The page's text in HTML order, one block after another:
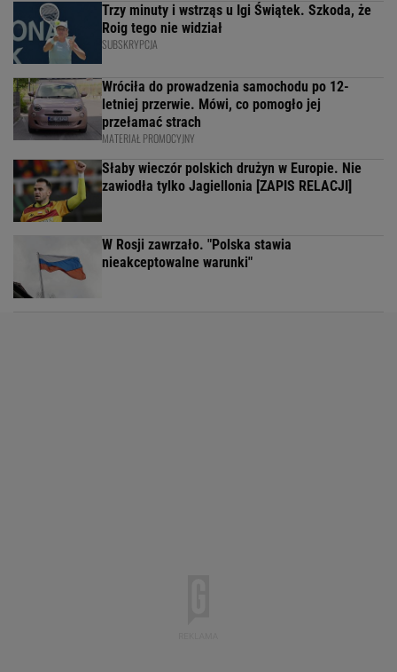
Trzy minuty i wstrząs u Igi Świątek. Szkoda, że
Roig tego nie widział
SUBSKRYPCJA
Wróciła do prowadzenia samochodu po 12-
letniej przerwie. Mówi, co pomogło jej
przełamać strach
MATERIAŁ PROMOCYJNY
Słaby wieczór polskich drużyn w Europie. Nie
zawiodła tylko Jagiellonia [ZAPIS RELACJI]
W Rosji zawrzało. "Polska stawia
nieakceptowalne warunki"